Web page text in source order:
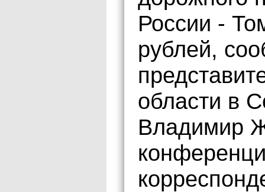
России -
рублей,
области в
Владимир